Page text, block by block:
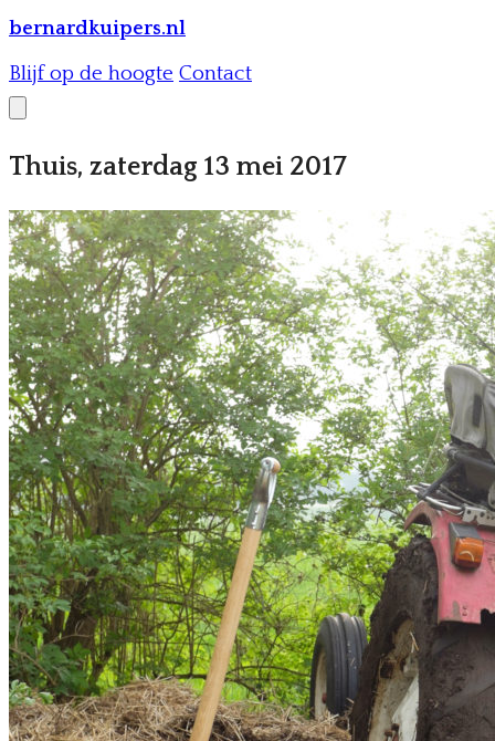
bernardkuipers.nl
Blijf op de hoogte Contact
Thuis, zaterdag 13 mei 2017